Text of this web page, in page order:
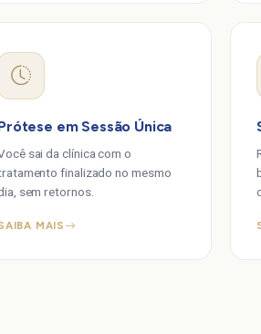
em Sessão Única
sai da clínica com o
finalizado no mesmo
sem retornos.
MAIS